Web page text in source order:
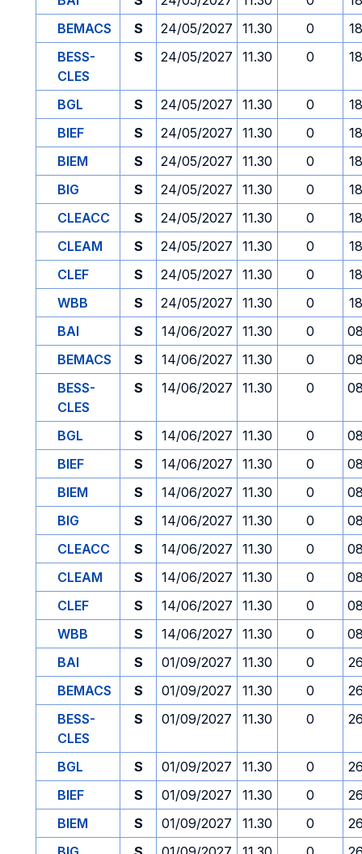
BEMACS
S 24/05/2027 11.30 0
BESS-
CLES
S 24/05/2027 11.30 0
BGL S 24/05/2027 11.30 0
BIEF
S 24/05/2027 11.30 0
BIEM
S 24/05/2027 11.30 0
BIG
S 24/05/2027 11.30 0
CLEACC
S 24/05/2027 11.30 0
CLEAM
S 24/05/2027 11.30 0
CLEF
S 24/05/2027 11.30 0
WBB
S 24/05/2027 11.30 0
BAI
S 14/06/2027 11.30 0
BEMACS
S 14/06/2027 11.30 0
BESS-
CLES
S 14/06/2027 11.30 0
BGL S 14/06/2027 11.30 0
BIEF
S 14/06/2027 11.30 0
BIEM
S 14/06/2027 11.30 0
BIG
S 14/06/2027 11.30 0
CLEACC
S 14/06/2027 11.30 0
CLEAM
S 14/06/2027 11.30 0
CLEF
S 14/06/2027 11.30 0
WBB
S 14/06/2027 11.30 0
BAI
S 01/09/2027 11.30 0
BEMACS
S 01/09/2027 11.30 0
BESS-
CLES
S 01/09/2027 11.30 0
BGL S 01/09/2027 11.30 0
BIEF
S 01/09/2027 11.30 0
BIEM
S 01/09/2027 11.30 0